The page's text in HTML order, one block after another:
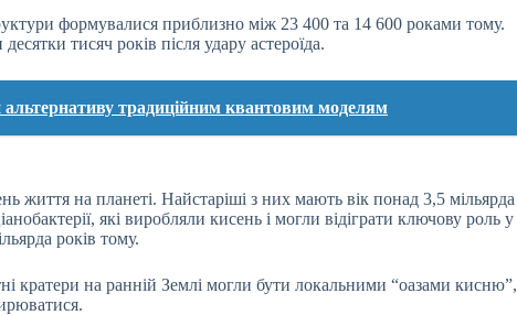
формувалися приблизно між 23 400 та 14 600 роками тому.
тисяч років після удару астероїда.
альтернативу традиційним квантовим моделям
життя на планеті. Найстаріші з них мають вік понад 3,5 мільярда
які виробляли кисень і могли відіграти ключову роль у
років тому.
кратери на ранній Землі могли бути локальними “оазами кисню”,